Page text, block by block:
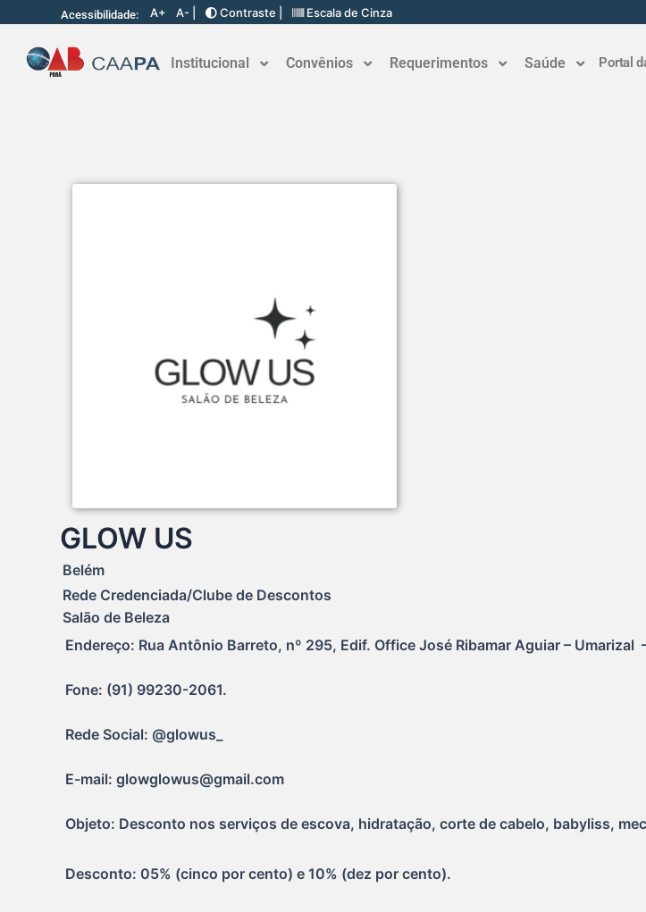
Acessibilidade: A+ A- | Contraste | Escala de Cinza
Institucional Convênios Requerimentos Saúde Portal
GLOW US
Belém
Rede Credenciada/Clube de Descontos
Salão de Beleza
Endereço: Rua Antônio Barreto, nº 295, Edif. Office José Ribamar Aguiar – Umarizal
Fone: (91) 99230-2061.
Rede Social: @glowus_
E-mail: glowglowus@gmail.com
Objeto: Desconto nos serviços de escova, hidratação, corte de cabelo, babyliss,
Desconto: 05% (cinco por cento) e 10% (dez por cento).